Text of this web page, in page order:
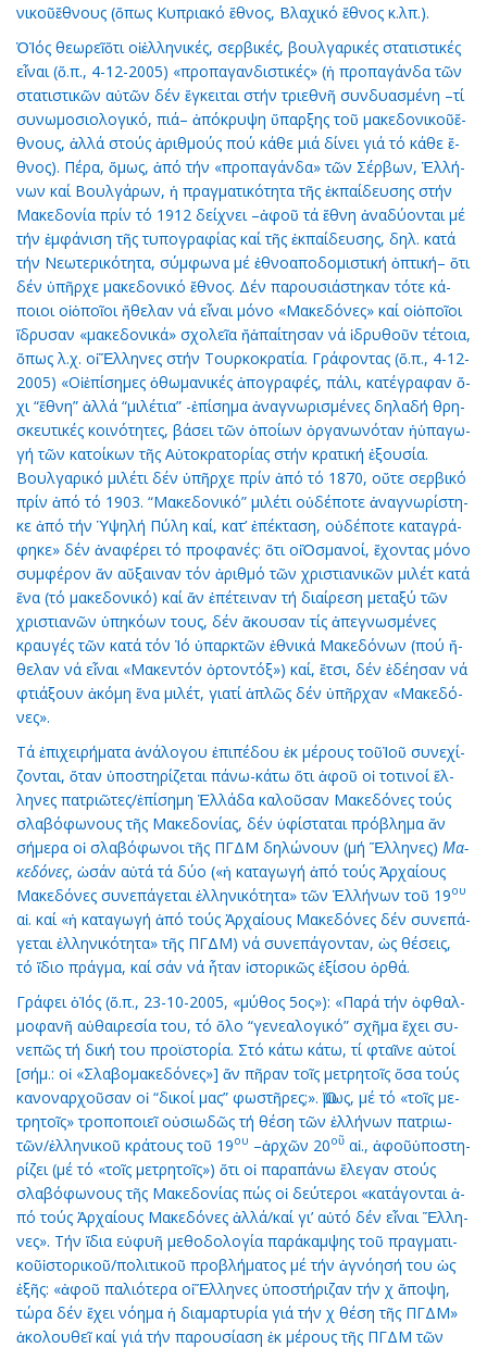
νι­κοῦἔ­θνους (ὅ­πως Κυ­πρια­κό ἔ­θνος, Βλα­χι­κό ἔ­θνος κ.λπ.).
ὉἸ­ός θε­ω­ρεῖὅ­τι οἱἑλ­λη­νι­κές, σερ­βι­κές, βουλ­γα­ρι­κές στα­τι­στι­κές
εἶ­ναι (ὅ.π., 4-12-2005) «προ­πα­γαν­δι­στι­κές» (ἡ προ­πα­γάν­δα τῶν
στα­τι­στι­κῶν αὐ­τῶν δέν ἔγ­κει­ται στήν τρι­ε­θνῆ συν­δυ­α­σμέ­νη –τί
συ­νω­μο­σι­ο­λο­γι­κό, πιά– ἀ­πό­κρυ­ψη ὕ­παρ­ξης τοῦ μα­κε­δο­νι­κοῦἔ­
θνους, ἀλ­λά στούς ἀ­ριθ­μούς πού κά­θε μιά δί­νει γιά τό κά­θε ἔ­
θνος). Πέ­ρα, ὅ­μως, ἀ­πό τήν «προ­πα­γάν­δα» τῶν Σέρ­βων, Ἑλ­λή­
νων καί Βουλ­γά­ρων, ἡ πραγ­μα­τι­κό­τη­τα τῆς ἐκ­παί­δευ­σης στήν
Μα­κε­δο­νί­α πρίν τό 1912 δεί­χνει –ἀ­φοῦ τά ἔ­θνη ἀ­να­δύ­ον­ται μέ
τήν ἐμ­φά­νι­ση τῆς τυ­πο­γρα­φί­ας καί τῆς ἐκ­παί­δευ­σης, δηλ. κα­τά
τήν Νε­ω­τε­ρι­κό­τη­τα, σύμ­φω­να μέ ἐ­θνο­α­πο­δο­μι­στι­κή ὀ­πτι­κή– ὅ­τι
δέν ὑ­πῆρ­χε μα­κε­δο­νι­κό ἔ­θνος. Δέν πα­ρου­σι­ά­στη­καν τό­τε κά­
ποι­οι οἱὁ­ποῖ­οι ἤ­θε­λαν νά εἶ­ναι μό­νο «Μα­κε­δό­νες» καί οἱὁ­ποῖ­οι
ἵ­δρυ­σαν «μα­κε­δο­νι­κά» σχο­λεῖ­α ἤἀ­παί­τη­σαν νά ἱ­δρυ­θοῦν τέ­τοι­α,
ὅ­πως λ.χ. οἱἝλ­λη­νες στήν Τουρ­κο­κρα­τί­α. Γρά­φον­τας (ὅ.π., 4-12-
2005) «Οἱἐ­πί­ση­μες ὀ­θω­μα­νι­κές ἀ­πο­γρα­φές, πά­λι, κα­τέ­γρα­φαν ὄ­
χι “ἔ­θνη” ἀλ­λά “μι­λέ­τια” -ἐ­πί­ση­μα ἀ­να­γνω­ρι­σμέ­νες δη­λα­δή θρη­
σκευ­τι­κές κοι­νό­τη­τες, βά­σει τῶν ὁ­ποί­ων ὀρ­γα­νω­νό­ταν ἡὑ­πα­γω­
γή τῶν κα­τοί­κων τῆς Αὐ­το­κρα­το­ρί­ας στήν κρα­τι­κή ἐ­ξου­σί­α.
Βουλ­γα­ρι­κό μι­λέ­τι δέν ὑ­πῆρ­χε πρίν ἀ­πό τό 1870, οὔ­τε σερ­βι­κό
πρίν ἀ­πό τό 1903. “Μα­κε­δο­νι­κό” μι­λέ­τι οὐ­δέ­πο­τε ἀ­να­γνω­ρί­στη­
κε ἀ­πό τήν Ὑ­ψη­λή Πύ­λη καί, κα­τ’ ἐ­πέ­κτα­ση, οὐ­δέ­πο­τε κα­τα­γρά­
φη­κε» δέν ἀ­να­φέ­ρει τό προ­φα­νές: ὅ­τι οἱὈ­σμα­νοί, ἔ­χον­τας μό­νο
συμ­φέ­ρον ἄν αὔ­ξαι­ναν τόν ἀ­ριθ­μό τῶν χρι­στι­α­νι­κῶν μι­λέτ κα­τά
ἕ­να (τό μα­κε­δο­νι­κό) καί ἄν ἐ­πέ­τει­ναν τή δι­αί­ρε­ση με­τα­ξύ τῶν
χρι­στια­νῶν ὑ­πη­κό­ων τους, δέν ἄ­κου­σαν τίς ἀ­πε­γνω­σμέ­νες
κραυ­γές τῶν κα­τά τόν Ἰ­ό ὑ­παρ­κτῶν ἐ­θνι­κά Μα­κε­δό­νων (πού ἤ­
θε­λαν νά εἶ­ναι «Μα­κεν­τόν ὀρ­τον­τόξ») καί, ἔ­τσι, δέν ἐ­δέ­η­σαν νά
φτιά­ξουν ἀ­κό­μη ἕ­να μι­λέτ, για­τί ἁ­πλῶς δέν ὑ­πῆρ­χαν «Μα­κε­δό­
νες».
Τά ἐ­πι­χει­ρή­μα­τα ἀ­νά­λο­γου ἐ­πι­πέ­δου ἐκ μέ­ρους τοῦἸ­οῦ συ­νε­χί­
ζον­ται, ὅ­ταν ὑ­πο­στη­ρί­ζε­ται πά­νω-κά­τω ὅ­τι ἀ­φοῦ οἱ το­τι­νοί ἕλ­
λη­νες πα­τρι­ῶ­τες/ἐ­πί­ση­μη Ἑλ­λά­δα κα­λοῦ­σαν Μα­κε­δό­νες τούς
σλα­βό­φω­νους τῆς Μα­κε­δο­νί­ας, δέν ὑ­φί­στα­ται πρό­βλη­μα ἄν
σή­με­ρα οἱ σλα­βό­φω­νοι τῆς ΠΓΔΜ δη­λώ­νουν (μή Ἕλ­λη­νες) Μα­
κε­δό­νες, ὡ­σάν αὐ­τά τά δύ­ο («ἡ κα­τα­γω­γή ἀ­πό τούς Ἀρ­χαί­ους
Μα­κε­δό­νες συ­νε­πά­γε­ται ἑλ­λη­νι­κό­τη­τα» τῶν Ἑλ­λή­νων τοῦ 19ου
αἰ. καί «ἡ κα­τα­γω­γή ἀ­πό τούς Ἀρ­χαί­ους Μα­κε­δό­νες δέν συ­νε­πά­
γε­ται ἑλ­λη­νι­κό­τη­τα» τῆς ΠΓΔΜ) νά συ­νε­πά­γον­ταν, ὡς θέ­σεις,
τό ἴ­διο πράγ­μα, καί σάν νά ἦ­ταν ἱ­στο­ρι­κῶς ἐ­ξί­σου ὀρ­θά.
Γρά­φει ὁἸ­ός (ὅ.π., 23-10-2005, «μύ­θος 5ος»): «Πα­ρά τήν ὀ­φθαλ­
μο­φα­νῆ αὐ­θαι­ρε­σί­α του, τό ὅ­λο “γε­νε­α­λο­γι­κό” σχῆ­μα ἔ­χει συ­
νε­πῶς τή δι­κή του προ­ϊ­στο­ρί­α. Στό κά­τω κά­τω, τί φταῖ­νε αὐ­τοί
[σήμ.: οἱ «Σλα­βο­μα­κε­δό­νες»] ἄν πῆ­ραν τοῖς με­τρη­τοῖς ὅ­σα τούς
κα­νο­ναρ­χοῦ­σαν οἱ “δι­κοί μας” φω­στῆ­ρες;». Ὅ­μως, μέ τό «τοῖς με­
τρη­τοῖς» τρο­πο­ποι­εῖ οὐ­σι­ω­δῶς τή θέ­ση τῶν ἑλ­λή­νων πα­τρι­ω­
τῶν/ἑλ­λη­νι­κοῦ κρά­τους τοῦ 19ου –ἀρ­χῶν 20οῦ αἰ., ἀ­φοῦὑ­πο­στη­
ρί­ζει (μέ τό «τοῖς με­τρη­τοῖς») ὅ­τι οἱ πα­ρα­πά­νω ἔ­λε­γαν στούς
σλα­βό­φω­νους τῆς Μα­κε­δο­νί­ας πώς οἱ δεύ­τε­ροι «κα­τά­γον­ται ἀ­
πό τούς Ἀρ­χαί­ους Μα­κε­δό­νες ἀλ­λά/καί γι’ αὐ­τό δέν εἶ­ναι Ἕλ­λη­
νες». Τήν ἴ­δια εὐ­φυ­ῆ με­θο­δο­λο­γί­α πα­ρά­καμ­ψης τοῦ πραγ­μα­τι­
κοῦἱ­στο­ρι­κοῦ/πο­λι­τι­κοῦ προ­βλή­μα­τος μέ τήν ἀ­γνό­η­σή του ὡς
ἑ­ξῆς: «ἀ­φοῦ πα­λι­ό­τε­ρα οἱἝλ­λη­νες ὑ­πο­στή­ρι­ζαν τήν χ ἄ­πο­ψη,
τώ­ρα δέν ἔ­χει νό­η­μα ἡ δι­α­μαρ­τυ­ρί­α γιά τήν χ θέ­ση τῆς ΠΓΔΜ»
ἀ­κο­λου­θεῖ καί γιά τήν πα­ρου­σί­α­ση ἐκ μέ­ρους τῆς ΠΓΔΜ τῶν